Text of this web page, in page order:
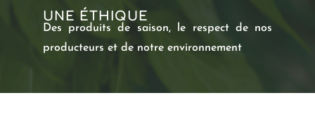
UNE ÉTHIQUE
Des produits de saison, le respect de nos
producteurs et de notre environnement